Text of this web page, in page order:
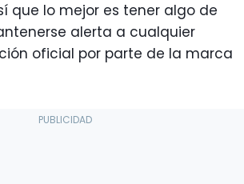
que lo mejor es tener algo de
alerta a cualquier
oficial por parte de la marca